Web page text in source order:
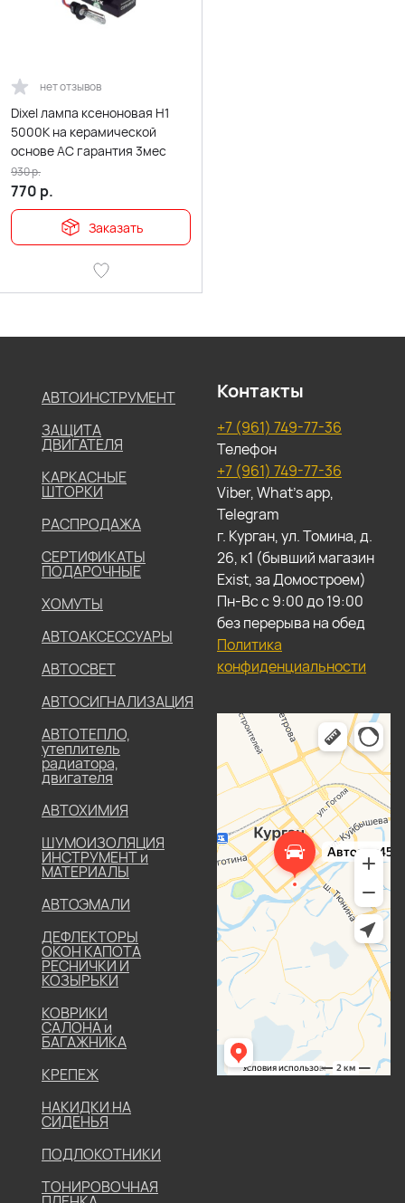
нет отзывов
Dixel лампа ксеноновая H1
5000К на керамической
основе АС гарантия 3мес
770 р.
930р.
Заказать
АВТОИНСТРУМЕНТ
ЗАЩИТА
ДВИГАТЕЛЯ
КАРКАСНЫЕ
ШТОРКИ
РАСПРОДАЖА
СЕРТИФИКАТЫ
ПОДАРОЧНЫЕ
ХОМУТЫ
АВТОАКСЕССУАРЫ
АВТОСВЕТ
АВТОСИГНАЛИЗАЦИЯ
АВТОТЕПЛО,
утеплитель
радиатора,
двигателя
АВТОХИМИЯ
ШУМОИЗОЛЯЦИЯ
ИНСТРУМЕНТ и
МАТЕРИАЛЫ
АВТОЭМАЛИ
ДЕФЛЕКТОРЫ
ОКОН КАПОТА
РЕСНИЧКИ И
КОЗЫРЬКИ
КОВРИКИ
САЛОНА и
БАГАЖНИКА
КРЕПЕЖ
НАКИДКИ НА
СИДЕНЬЯ
ПОДЛОКОТНИКИ
ТОНИРОВОЧНАЯ
Контакты
+7 (961) 749-77-36
Телефон
+7 (961) 749-77-36
Viber, What's app,
Telegram
г. Курган, ул. Томина, д.
26, к1 (бывший магазин
Exist, за Домостроем)
Пн-Вс с 9:00 до 19:00
без перерыва на обед
Политика
конфиденциальности